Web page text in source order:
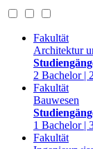
Fakultät
Architektur
2 Bachelor |
Fakultät
Bauwesen
1 Bachelor |
Fakultät